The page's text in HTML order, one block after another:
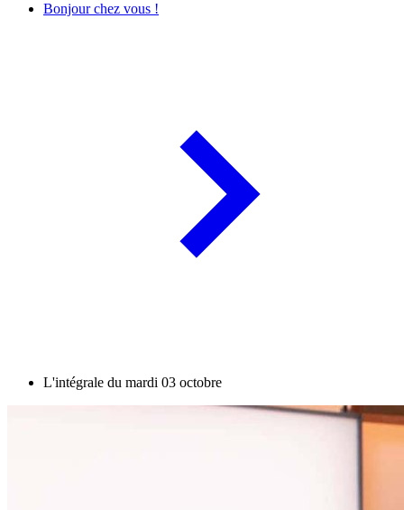
Bonjour chez vous !
L'intégrale du mardi 03 octobre